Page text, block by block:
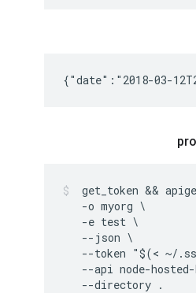
{"date":"2018-03-
get_token &&
   -o myorg \
   -e test \
   --json \
--token "$(< ~/
--api node-
   --directory .